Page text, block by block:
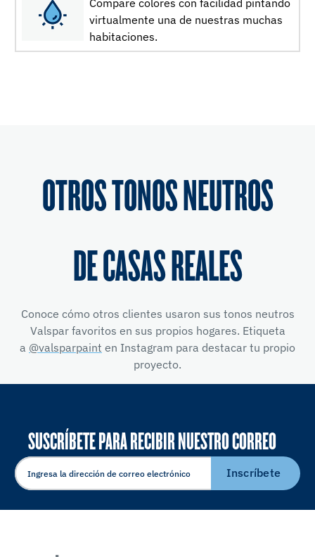
virtualmente una de nuestras muchas
habitaciones.
OTROS TONOS NEUTROS
DE CASAS REALES
Conoce cómo otros clientes usaron sus tonos neutros
Valspar favoritos en sus propios hogares. Etiqueta
a @valsparpaint en Instagram para destacar tu propio
proyecto.
SUSCRÍBETE PARA RECIBIR NUESTRO CORREO
ELECTRÓNICO
Inscríbete